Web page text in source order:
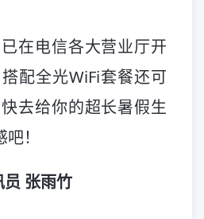
在电信各大营业厅开
配全光WiFi套餐还可
去给你的超长暑假生
！
张雨竹